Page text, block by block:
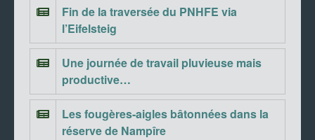
Fin de la traversée du PNHFE via
l’Eifelsteig
Une journée de travail pluvieuse mais
productive…
Les fougères-aigles bâtonnées dans la
réserve de Nampîre